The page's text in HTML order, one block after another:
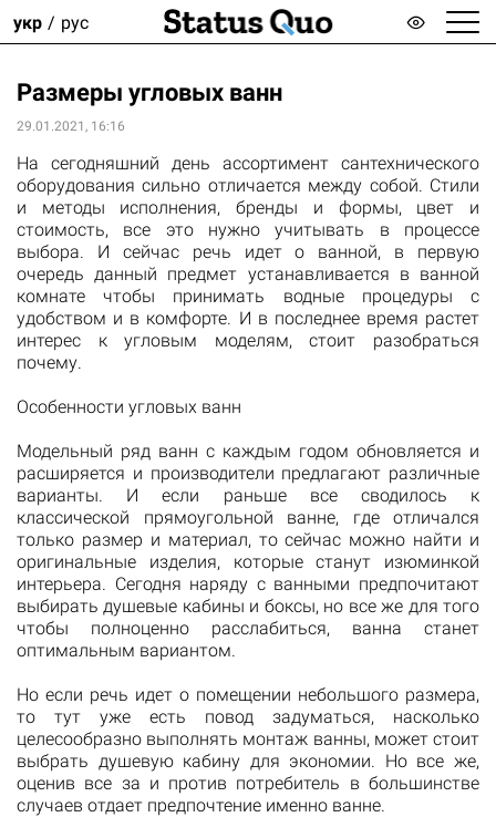
укр рус
Размеры угловых ванн
29.01.2021, 16:16
На сегодняшний день ассортимент сантехнического
оборудования сильно отличается между собой. Стили
и методы исполнения, бренды и формы, цвет и
стоимость, все это нужно учитывать в процессе
выбора. И сейчас речь идет о ванной, в первую
очередь данный предмет устанавливается в ванной
комнате чтобы принимать водные процедуры с
удобством и в комфорте. И в последнее время растет
интерес к угловым моделям, стоит разобраться
почему.
Особенности угловых ванн
Модельный ряд ванн с каждым годом обновляется и
расширяется и производители предлагают различные
варианты. И если раньше все сводилось к
классической прямоугольной ванне, где отличался
только размер и материал, то сейчас можно найти и
оригинальные изделия, которые станут изюминкой
интерьера. Сегодня наряду с ванными предпочитают
выбирать душевые кабины и боксы, но все же для того
чтобы полноценно расслабиться, ванна станет
оптимальным вариантом.
Но если речь идет о помещении небольшого размера,
то тут уже есть повод задуматься, насколько
целесообразно выполнять монтаж ванны, может стоит
выбрать душевую кабину для экономии. Но все же,
оценив все за и против потребитель в большинстве
случаев отдает предпочтение именно ванне.